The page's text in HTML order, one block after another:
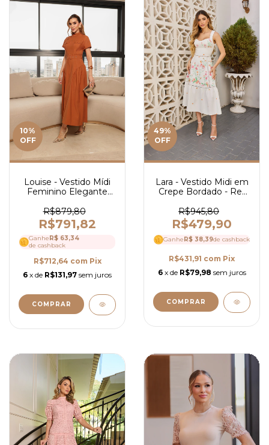
10%
OFF
Louise - Vestido Mídi
Feminino Elegante
Gola Alta - Ref 4242
R$879,80
R$791,82
GanheR$ 63,34
de cashback
R$712,64 com Pix
6 x de R$131,97 sem juros
COMPRAR
49%
OFF
Lara - Vestido Midi em
Crepe Bordado - Ref
R$945,80
R$479,90
GanheR$ 38,39de cashback
R$431,91 com Pix
6 x de R$79,98 sem juros
COMPRAR